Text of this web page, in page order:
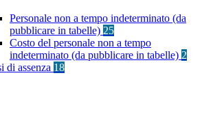
Personale non a tempo indeterminato (da
pubblicare in tabelle) 25
Costo del personale non a tempo
indeterminato (da pubblicare in tabelle) 2
di assenza 18